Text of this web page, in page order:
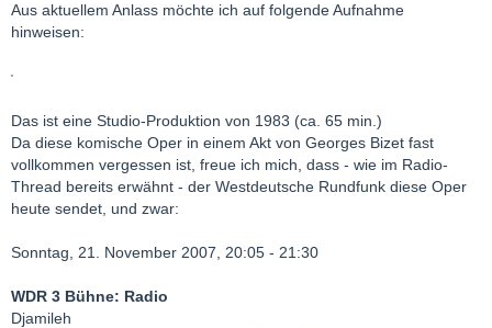
Aus aktuellem Anlass möchte ich auf folgende Aufnahme
hinweisen:
Das ist eine Studio-Produktion von 1983 (ca. 65 min.)
Da diese komische Oper in einem Akt von Georges Bizet fast
vollkommen vergessen ist, freue ich mich, dass - wie im Radio-
Thread bereits erwähnt - der Westdeutsche Rundfunk diese Oper
heute sendet, und zwar:
Sonntag, 21. November 2007, 20:05 - 21:30
WDR 3 Bühne: Radio
Djamileh